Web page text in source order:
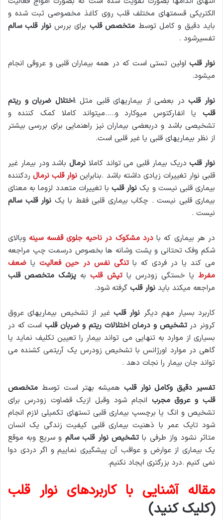
الکتریکی قسمتهای مختلف قلب روی کاغذ مخصوصی ثبت شده و
باید دقیق و کامل توسط متخصص قلب برای بررسنوار قلب سالم
تفسیرشود .
نوار قلب اولین تستی است که در همه بیماران قلبی و عروقی انجام
میشود.
نوار قلبدر بعضی از بیماریهای قلبی مثل :اختلال ضربان و ریتم
قلب یا انفارکتوس میوکارد و…..میتواند کاملا کمک کننده و
تشخیصی باشد و دربعضی بیماران نیز راهنمایی برای بررسی بیشتر
از نظر بیماریهای قلبی یا غیر قلبی است.
نوار قلبدریک بیمار قلبی می تواند کاملا نرمال باشد ودر بیمار غیر
قلبی نوار تغییرات زیادی داشته باشد .بنابراین نوار قلب نرمالردکننده
بیماری قلبی نیست و یک نوار قلب با تغییرات متعدد لزوما به معنای
بیماری قلبی نیست . چکاب بیماری قلبی فقط با یک نوار قلب سالم
نیست .
در هر بیماری که بادرد مشکوک در ناحیه جلوی قفسه سینه وبالای
شکم وفک تحتانی و پشت وشانه ها بخصوص درسمت چپ مراجعه
می کند یا در فردی که باتنگی نفس در حین فعالیت یا ضعف
مفرطیا خستگی زودرس یاتپش قلببه پزشک متخصص قلب
مراجعه میکند باید نوار قلب گرفته شود.
کاربرد بسیار مهم دیگر نوار قلب غیر از تشخیص بیماریهای عروق
کرونر درتشخیص و درمان اختلالات ریتم و ضربان قلب است که در
بسیاری از موارد به تنهایی می تواند بیمار را تعیین تکلیف نماید یا
گاهی در موارد اورژانس با تشخیص زودرس یک آریتمی کشنده می
تواند جان بیمار را نجات دهد .
تفسیر دقیق وکامل نوار قلب همیشه بهتر است توسط متخصص
قلب و عروق مجرب انجام شود وقبل ازیک قضاوت زودرس برای
تشخیص و انگ یا برچسپ بیماری قلبی تستهای تکمیلی لازم انجام
شود تایک عمر با ذهنیت بیماری قلبی کیفیت زندگی یک انسان
متاثر نشود واز طرفی باتشخیص نوار قلب سالم و سریع وبه موقع
یک بیماری از عوارض و عواقب آن پیشگیری نماییم و اگر دردی دوا
نمی کنیم .درد بزرگتری ایجاد نکنیم.
مقاله آشنایی با کاربردهای نوار قلب
(کلیک کنید)